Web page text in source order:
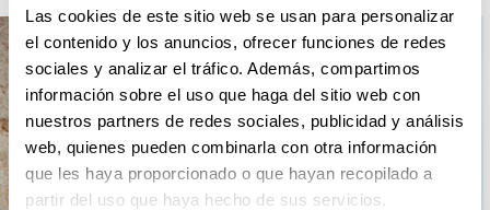
Las cookies de este sitio web se usan para personalizar
el contenido y los anuncios, ofrecer funciones de redes
sociales y analizar el tráfico. Además, compartimos
información sobre el uso que haga del sitio web con
nuestros partners de redes sociales, publicidad y análisis
web, quienes pueden combinarla con otra información
que les haya proporcionado o que hayan recopilado a
partir del uso que haya hecho de sus servicios.